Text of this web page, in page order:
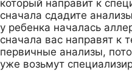
который направит к
сначала сдадите
у ребенка началась
сначала вас направят к
первичные анализы,
уже возьмут